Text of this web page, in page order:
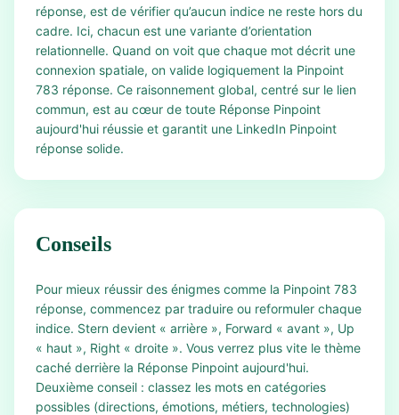
réponse, est de vérifier qu’aucun indice ne reste hors du
cadre. Ici, chacun est une variante d’orientation
relationnelle. Quand on voit que chaque mot décrit une
connexion spatiale, on valide logiquement la Pinpoint
783 réponse. Ce raisonnement global, centré sur le lien
commun, est au cœur de toute Réponse Pinpoint
aujourd'hui réussie et garantit une LinkedIn Pinpoint
réponse solide.
Conseils
Pour mieux réussir des énigmes comme la Pinpoint 783
réponse, commencez par traduire ou reformuler chaque
indice. Stern devient « arrière », Forward « avant », Up
« haut », Right « droite ». Vous verrez plus vite le thème
caché derrière la Réponse Pinpoint aujourd'hui.
Deuxième conseil : classez les mots en catégories
possibles (directions, émotions, métiers, technologies)